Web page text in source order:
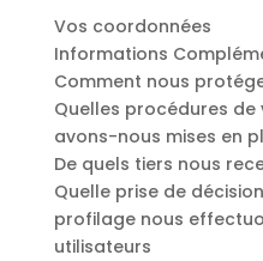
Vos coordonnées
Informations
Comment nous
Quelles procédures
avons-nous mises en
De quels tiers nous
Quelle prise de
profilage nous
utilisateurs